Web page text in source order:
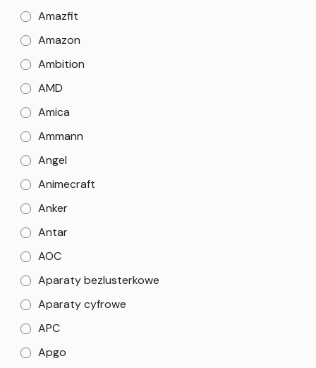
Amazfit
Amazon
Ambition
AMD
Amica
Ammann
Angel
Animecraft
Anker
Antar
AOC
Aparaty bezlusterkowe
Aparaty cyfrowe
APC
Apgo